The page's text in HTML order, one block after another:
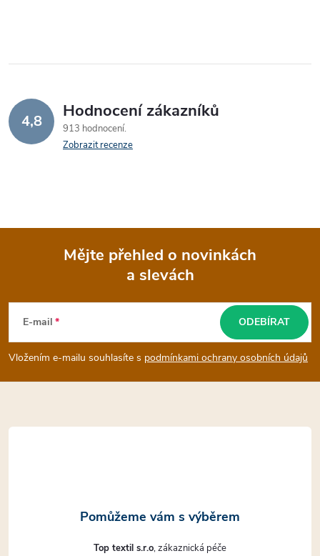
l
d
a
p
y
v
p
4,8 Hodnocení zákazníků
913 hodnocení
Zobrazit recenze
p
t
Mějte přehled o novinkách
a slevách
E-mail
Vložením e-mailu souhlasíte s podmínkami ochrany osobních údajů
ODEBÍRAT
Top textil s.r.o